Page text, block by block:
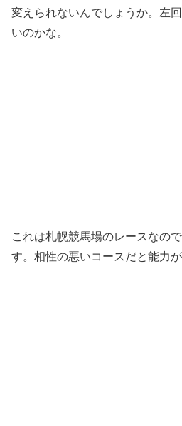
変えられないんでしょうか。左
いのかな。
これは札幌競馬場のレースなの
す。相性の悪いコースだと能力が